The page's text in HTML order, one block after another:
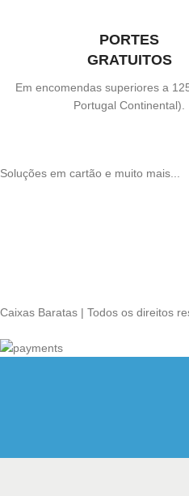
PORTES
GRATUITOS
Em encomendas superiores a
Portugal Continental).
Soluções em cartão e muito mais...
Caixas Baratas | Todos os direitos